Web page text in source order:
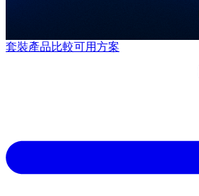
套裝產品比較可用方案